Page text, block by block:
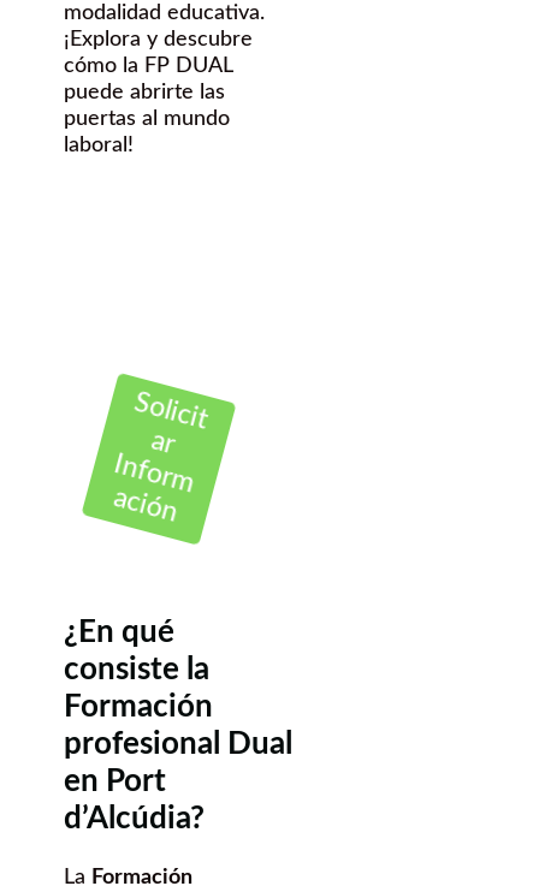
modalidad educativa.
¡Explora y descubre
cómo la FP DUAL
puede abrirte las
puertas al mundo
laboral!
Solicit
ar
Inform
ación
¿En qué
consiste la
Formación
profesional Dual
en Port
d’Alcúdia?
La Formación